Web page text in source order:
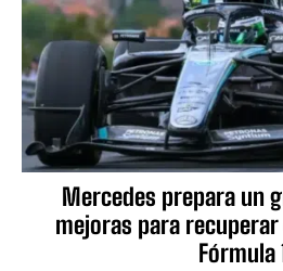
Mercedes prepara un
mejoras para
Fórmula